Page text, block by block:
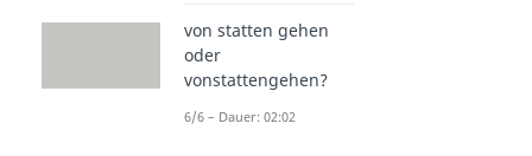
von statten gehen
oder
vonstattengehen?
6/6 – Dauer: 02:02